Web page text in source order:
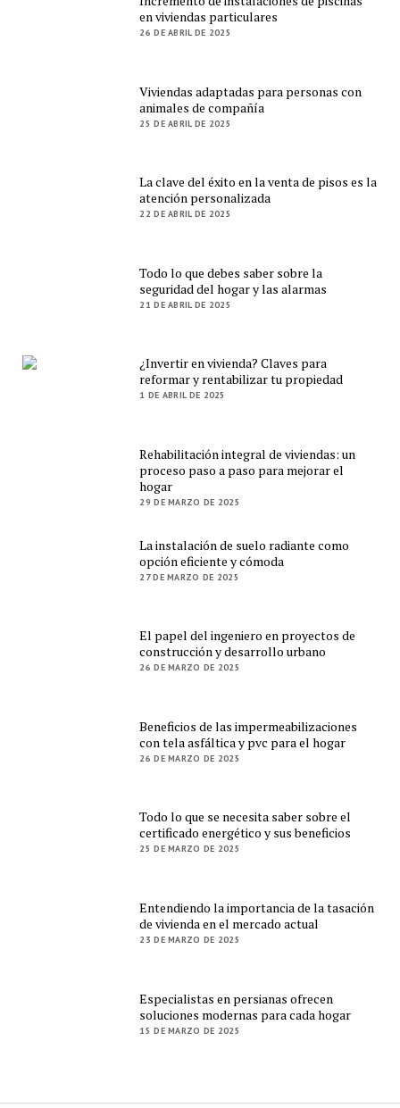
en viviendas particulares
26 DE ABRIL DE 2025
Viviendas adaptadas para personas con
animales de compañía
25 DE ABRIL DE 2025
La clave del éxito en la venta de pisos es la
atención personalizada
22 DE ABRIL DE 2025
Todo lo que debes saber sobre la
seguridad del hogar y las alarmas
21 DE ABRIL DE 2025
¿Invertir en vivienda? Claves para
reformar y rentabilizar tu propiedad
1 DE ABRIL DE 2025
Rehabilitación integral de viviendas: un
proceso paso a paso para mejorar el
hogar
29 DE MARZO DE 2025
La instalación de suelo radiante como
opción eficiente y cómoda
27 DE MARZO DE 2025
El papel del ingeniero en proyectos de
construcción y desarrollo urbano
26 DE MARZO DE 2025
Beneficios de las impermeabilizaciones
con tela asfáltica y pvc para el hogar
26 DE MARZO DE 2025
Todo lo que se necesita saber sobre el
certificado energético y sus beneficios
25 DE MARZO DE 2025
Entendiendo la importancia de la tasación
de vivienda en el mercado actual
23 DE MARZO DE 2025
Especialistas en persianas ofrecen
soluciones modernas para cada hogar
15 DE MARZO DE 2025